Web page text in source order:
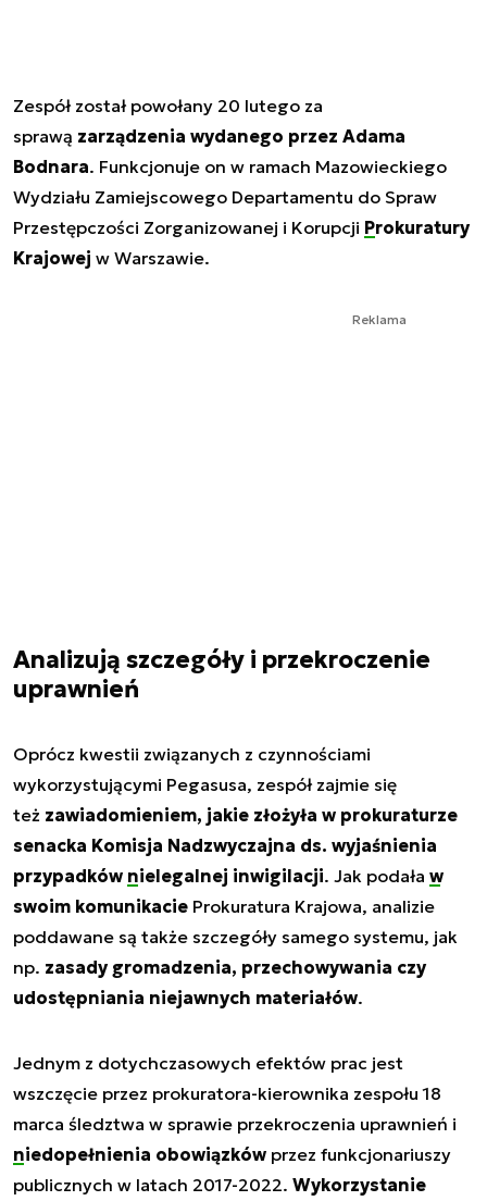
Zespół został powołany 20 lutego za
sprawą zarządzenia wydanego przez Adama
Bodnara. Funkcjonuje on w ramach Mazowieckiego
Wydziału Zamiejscowego Departamentu do Spraw
Przestępczości Zorganizowanej i Korupcji Prokuratury
Krajowej w Warszawie.
Reklama
Analizują szczegóły i przekroczenie
uprawnień
Oprócz kwestii związanych z czynnościami
wykorzystującymi Pegasusa, zespół zajmie się
też zawiadomieniem, jakie złożyła w prokuraturze
senacka Komisja Nadzwyczajna ds. wyjaśnienia
przypadków nielegalnej inwigilacji. Jak podała w
swoim komunikacie Prokuratura Krajowa, analizie
poddawane są także szczegóły samego systemu, jak
np. zasady gromadzenia, przechowywania czy
udostępniania niejawnych materiałów.
Jednym z dotychczasowych efektów prac jest
wszczęcie przez prokuratora-kierownika zespołu 18
marca śledztwa w sprawie przekroczenia uprawnień i
niedopełnienia obowiązków przez funkcjonariuszy
publicznych w latach 2017-2022. Wykorzystanie